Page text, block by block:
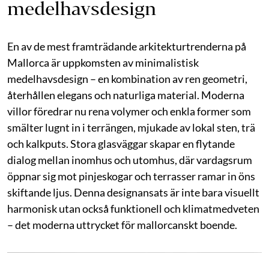
medelhavsdesign
En av de mest framträdande arkitekturtrenderna på
Mallorca är uppkomsten av minimalistisk
medelhavsdesign – en kombination av ren geometri,
återhållen elegans och naturliga material. Moderna
villor föredrar nu rena volymer och enkla former som
smälter lugnt in i terrängen, mjukade av lokal sten, trä
och kalkputs. Stora glasväggar skapar en flytande
dialog mellan inomhus och utomhus, där vardagsrum
öppnar sig mot pinjeskogar och terrasser ramar in öns
skiftande ljus. Denna designansats är inte bara visuellt
harmonisk utan också funktionell och klimatmedveten
– det moderna uttrycket för mallorcanskt boende.